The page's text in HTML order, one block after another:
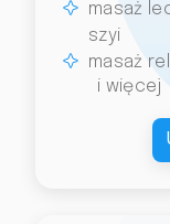
masaż
szyi
masaż
i więcej